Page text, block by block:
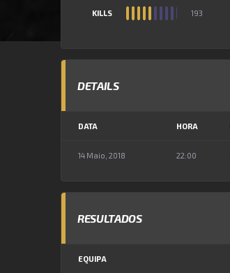
KILLS 193
DETAILS
DATA HORA
14 Maio, 2018 22:00
RESULTADOS
EQUIPA